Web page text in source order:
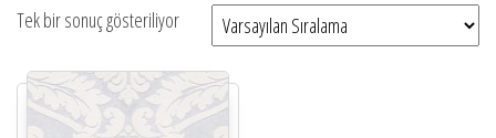
Tek bir sonuç gösteriliyor